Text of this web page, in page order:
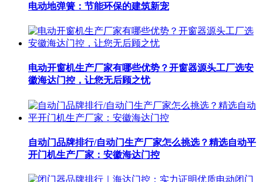
电动地弹簧：节能环保的建筑新宠
电动开窗机生产厂家有哪些优势？开窗器源头工厂选安
徽海达门控，让您无后顾之忧
自动门品牌排行/自动门生产厂家怎么挑选？精选自动平
开门机生产厂家：安徽海达门控